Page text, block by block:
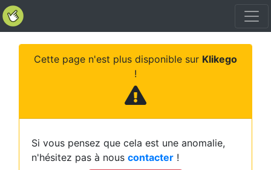
Cette page n'est plus disponible sur Klikego
!
Si vous pensez que cela est une anomalie,
n'hésitez pas à nous contacter !